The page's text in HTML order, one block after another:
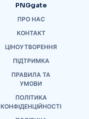
PNGgate
ПРО НАС
КОНТАКТ
ЦІНОУТВОРЕННЯ
ПІДТРИМКА
ПРАВИЛА ТА
УМОВИ
ПОЛІТИКА
КОНФІДЕНЦІЙНОСТІ